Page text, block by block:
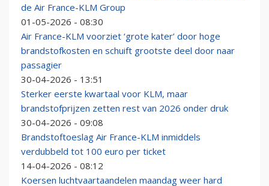
de Air France-KLM Group
01-05-2026 - 08:30
Air France-KLM voorziet ‘grote kater’ door hoge
brandstofkosten en schuift grootste deel door naar
passagier
30-04-2026 - 13:51
Sterker eerste kwartaal voor KLM, maar
brandstofprijzen zetten rest van 2026 onder druk
30-04-2026 - 09:08
Brandstoftoeslag Air France-KLM inmiddels
verdubbeld tot 100 euro per ticket
14-04-2026 - 08:12
Koersen luchtvaartaandelen maandag weer hard